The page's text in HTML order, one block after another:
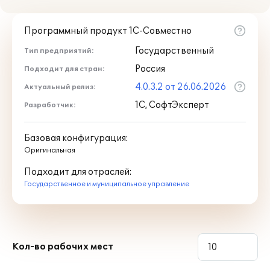
государственному и муниципальному
имуществу.
IФункциональные возможности
III Работа в модели сервиса
IФункциональные
возможности
1. Ведение реестра объектов
имущества
Программный продукт 1С-Совместно
Тип предприятий: Государственный
Подходит для стран: Россия
Актуальный релиз: 4.0.3.2 от 26.06.2026
Разработчик: 1С, СофтЭксперт
Базовая конфигурация:
Оригинальная
Подходит для отраслей:
Государственное и муниципальное управление
Кол-во рабочих мест